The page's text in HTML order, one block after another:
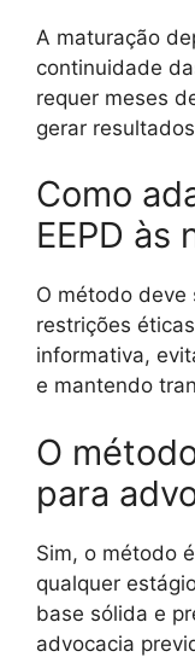
A maturação
continuidade
requer meses
gerar
Como
EEPD às
O método deve
restrições
informativa,
e mantendo
O
para
Sim, o método
qualquer
base sólida e
advocacia